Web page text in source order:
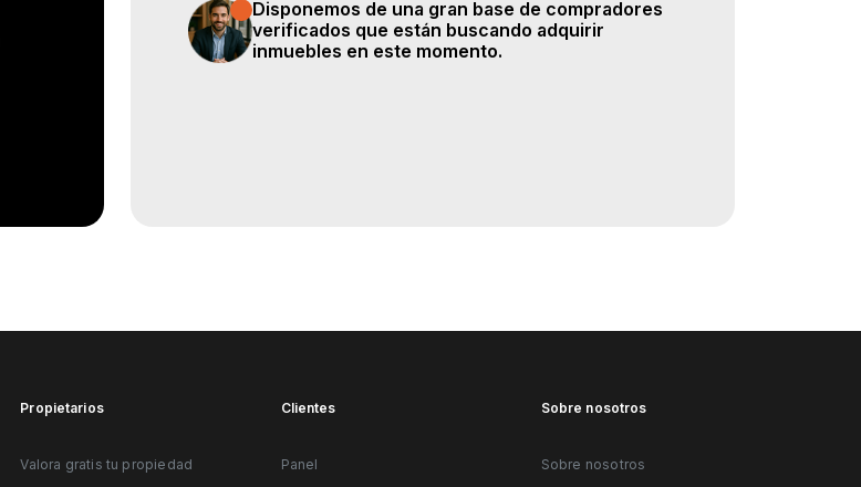
Disponemos de una gran base de compradores
verificados que están buscando adquirir
inmuebles en este momento.
Propietarios
Valora gratis tu propiedad
Clientes
Panel
Sobre nosotros
Sobre nosotros